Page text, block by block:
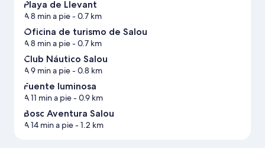
Playa de Llevant
A 8 min a pie- 0.7 km
Oficina de turismo de Salou
A 8 min a pie- 0.7 km
Club Náutico Salou
A 9 min a pie- 0.8 km
Fuente luminosa
A 11 min a pie- 0.9 km
Bosc Aventura Salou
A 14 min a pie- 1.2 km